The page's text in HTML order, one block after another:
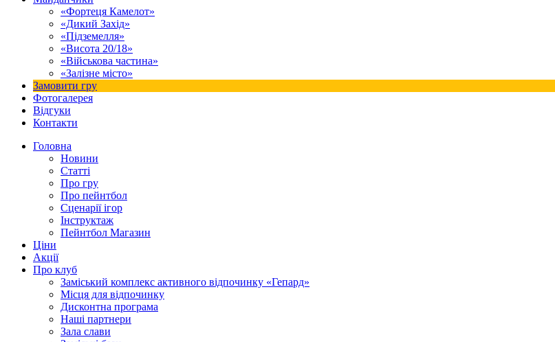
«Фортеця Камелот»
«Дикий Захід»
«Підземелля»
«Висота 20/18»
«Військова частина»
«Залізне місто»
Замовити гру
Фотогалерея
Відгуки
Контакти
Головна
Новини
Статті
Про гру
Про пейнтбол
Сценарії ігор
Інструктаж
Пейнтбол Магазин
Ціни
Акції
Про клуб
Заміський комплекс активного відпочинку «Гепард»
Місця для відпочинку
Дисконтна програма
Наші партнери
Зала слави